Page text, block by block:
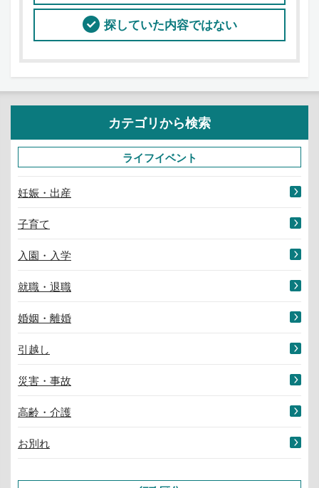
探していた内容ではない
カテゴリから検索
ライフイベント
妊娠・出産
子育て
入園・入学
就職・退職
婚姻・離婚
引越し
災害・事故
高齢・介護
お別れ